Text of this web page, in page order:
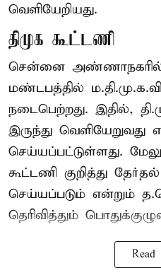
வெளியேறியது.
திமுக கூட்டணி
சென்னை
மண்டபத்தில்
நடைபெற்றது. இதில்,
இருந்து வெளியேறுவது
செய்யப்பட்டுள்ளது.
கூட்டணி குறித்து தேர்தல்
செய்யப்படும் என்றும்
தெரிவித்தும்
Read